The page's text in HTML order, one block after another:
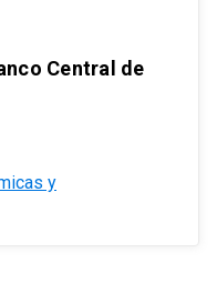
Central de
y